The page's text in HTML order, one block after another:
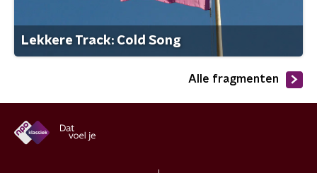
Lekkere Track: Cold Song
Alle fragmenten